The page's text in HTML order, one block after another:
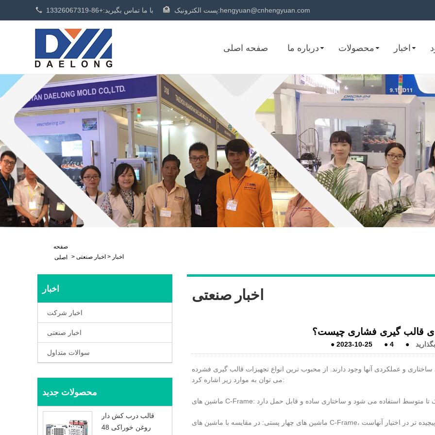
با ما تماس بگیرید:+86-13326067319 پست الکترونیک:hengyuan@cnhengyuan.com
صفحه اصلی درباره ما محصولات اخبار
صفحه
اصلی
> اخبار > اخبار صنعتی
اخبار
اخبار شرکت
اخبار صنعتی
سوالات متداول
محصولات جدید
قالب درب کش دار
روغن خوراکی 48
اخبار صنعتی
قالب گیری فشاری چیست؟
●2023-10-25 ●4 ●
و عملکردی آنها وجود دارند. از محبوب ترین انواع تجهیزات قالب گیری فشرده
می توان به موارد زیر اشاره کرد: